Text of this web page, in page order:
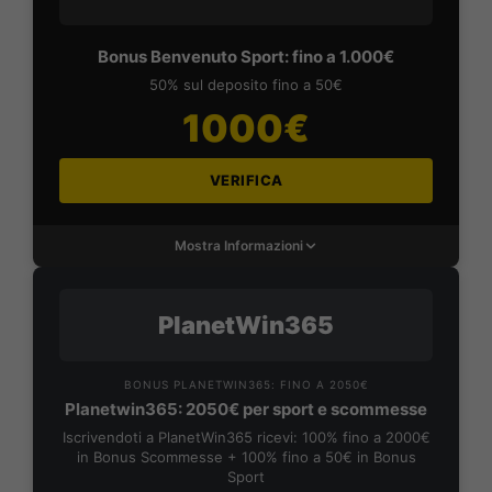
Bonus Benvenuto Sport: fino a 1.000€
50% sul deposito fino a 50€
1000€
VERIFICA
Mostra Informazioni
PlanetWin365
BONUS PLANETWIN365: FINO A 2050€
Planetwin365: 2050€ per sport e scommesse
Iscrivendoti a PlanetWin365 ricevi: 100% fino a 2000€
in Bonus Scommesse + 100% fino a 50€ in Bonus
Sport